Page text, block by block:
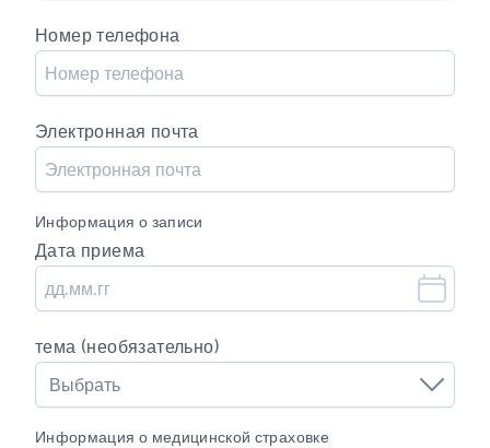
Номер телефона
Электронная почта
Информация о записи
Дата приема
тема (необязательно)
Выбрать
Информация о медицинской страховке